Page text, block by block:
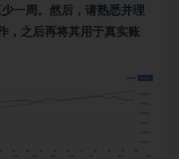
一周。然后，请熟悉并理
，之后再将其用于真实账